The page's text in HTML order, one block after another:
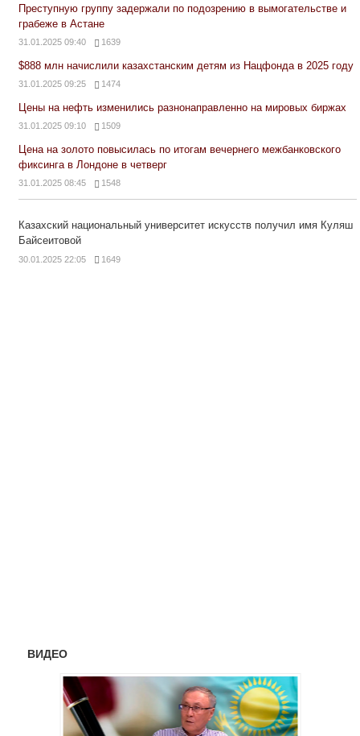
Преступную группу задержали по подозрению в вымогательстве и
грабеже в Астане
31.01.2025 09:40 1639
$888 млн начислили казахстанским детям из Нацфонда в 2025 году
31.01.2025 09:25 1474
Цены на нефть изменились разнонаправленно на мировых биржах
31.01.2025 09:10 1509
Цена на золото повысилась по итогам вечернего межбанковского
фиксинга в Лондоне в четверг
31.01.2025 08:45 1548
Казахский национальный университет искусств получил имя Куляш
Байсеитовой
30.01.2025 22:05 1649
ВИДЕО